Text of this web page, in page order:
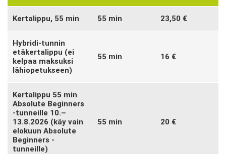
Kertalippu, 55 min 55 min 23,50 €
Hybridi-tunnin
etäkertalippu (ei
kelpaa maksuksi
lähiopetukseen)
55 min 16 €
Kertalippu 55 min
Absolute Beginners
-tunneille 10.–
13.8.2026 (käy vain
elokuun Absolute
Beginners -
tunneille)
55 min 20 €